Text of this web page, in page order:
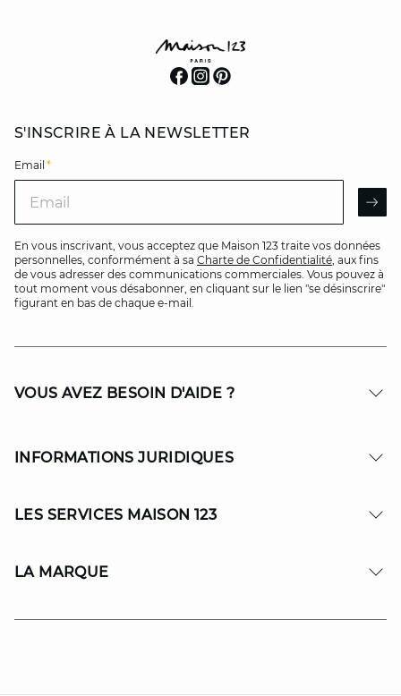
S'INSCRIRE À LA NEWSLETTER
Email *
En vous inscrivant, vous acceptez que Maison 123 traite vos données
personnelles, conformément à sa Charte de Confidentialité, aux fins
de vous adresser des communications commerciales. Vous pouvez à
tout moment vous désabonner, en cliquant sur le lien "se désinscrire"
figurant en bas de chaque e-mail.
VOUS AVEZ BESOIN D'AIDE ?
INFORMATIONS JURIDIQUES
LES SERVICES MAISON 123
LA MARQUE